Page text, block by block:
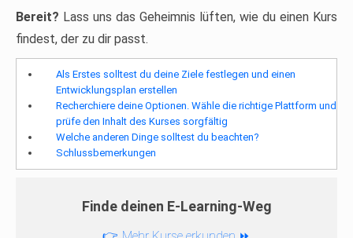
Bereit? Lass uns das Geheimnis lüften, wie du einen Kurs
findest, der zu dir passt.
Als Erstes solltest du deine Ziele festlegen und einen
Entwicklungsplan erstellen
Recherchiere deine Optionen. Wähle die richtige Plattform und
prüfe den Inhalt des Kurses sorgfältig
Welche anderen Dinge solltest du beachten?
Schlussbemerkungen
Finde deinen E-Learning-Weg